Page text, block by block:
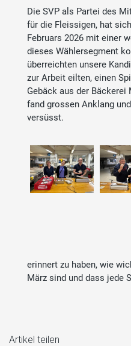
Die SVP als Partei des
für die Fleissigen, hat
Februars 2026 mit einer
dieses Wählersegment
überreichten unsere
zur Arbeit eilten, einen
Gebäck aus der Bäckerei
fand grossen Anklang
versüsst.
erinnert zu haben, wie
März sind und dass jede
Artikel teilen